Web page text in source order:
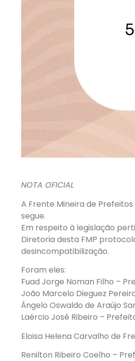
NOTA OFICIAL
A Frente Mineira de
segue.
Em respeito à legislação
Diretoria desta FMP
desincompatibilização.
Foram eles:
Fuad Jorge Noman Filho –
João Marcelo Dieguez
Ângelo Oswaldo de Araújo
Laércio José Ribeiro –
Eloisa Helena Carvalho de
Renilton Ribeiro Coelho –